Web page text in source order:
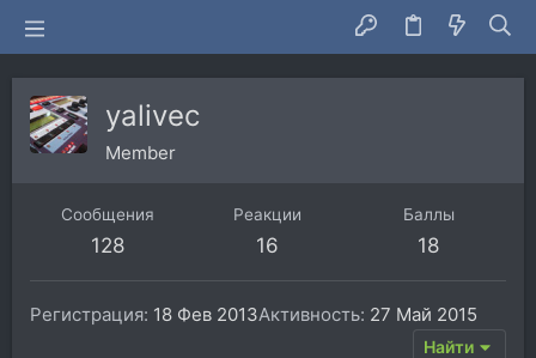
yalivec
Member
Сообщения
128
Реакции
16
Баллы
18
Регистрация 18 Фев 2013Активность 27 Май 2015
Найти